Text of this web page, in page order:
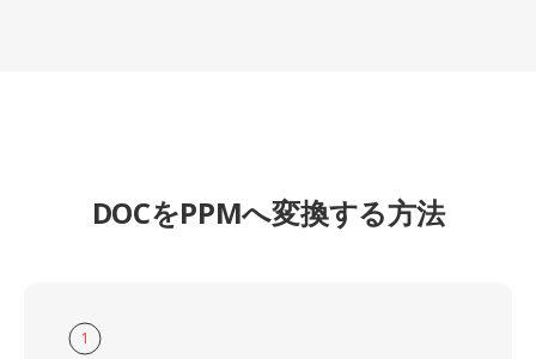
DOCをPPMへ変換する方法
1